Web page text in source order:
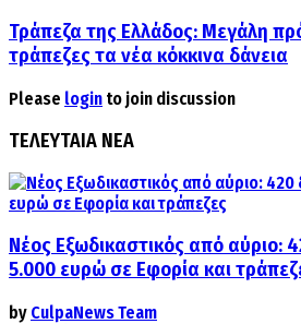
Τράπεζα της Ελλάδος: Μεγάλη
τράπεζες τα νέα κόκκινα δάνεια
Please login to join discussion
ΤΕΛΕΥΤΑΙΑ ΝΕΑ
Νέος Εξωδικαστικός από αύριο:
5.000 ευρώ σε Εφορία και
by CulpaNews Team